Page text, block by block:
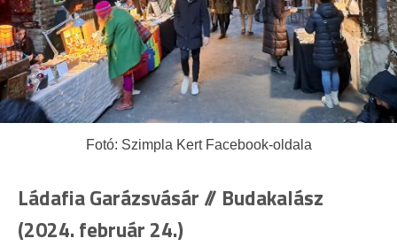
Fotó: Szimpla Kert Facebook-oldala
Ládafia Garázsvásár // Budakalász
(2024. február 24.)